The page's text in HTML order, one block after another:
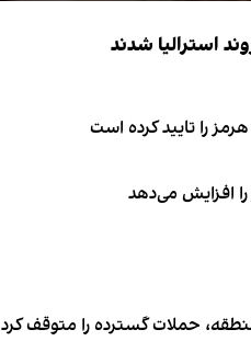
را تایید کرده است
افزایش می‌دهد
حملات گسترده را متوقف کرد